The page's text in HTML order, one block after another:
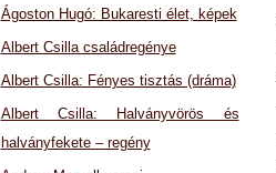
Ágoston Hugó: Bukaresti élet, képek
Albert Csilla családregénye
Albert Csilla: Fényes tisztás (dráma)
Albert Csilla: Halványvörös és
halványfekete – regény